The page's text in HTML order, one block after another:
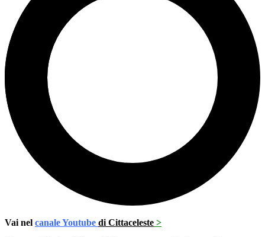
Vai nel canale Youtube di Cittaceleste >